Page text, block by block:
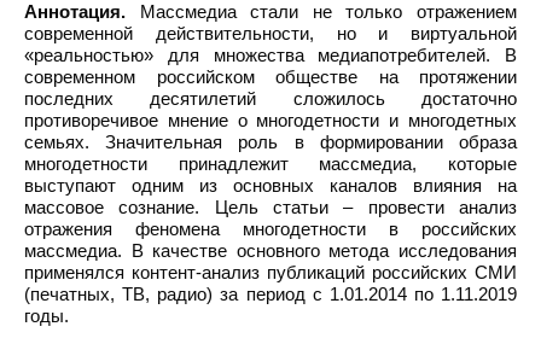
Аннотация. Массмедиа стали не только отражением
современной действительности, но и виртуальной
«реальностью» для множества медиапотребителей. В
современном российском обществе на протяжении
последних десятилетий сложилось достаточно
противоречивое мнение о многодетности и многодетных
семьях. Значительная роль в формировании образа
многодетности принадлежит массмедиа, которые
выступают одним из основных каналов влияния на
массовое сознание. Цель статьи – провести анализ
отражения феномена многодетности в российских
массмедиа. В качестве основного метода исследования
применялся контент-анализ публикаций российских СМИ
(печатных, ТВ, радио) за период с 1.01.2014 по 1.11.2019
годы.